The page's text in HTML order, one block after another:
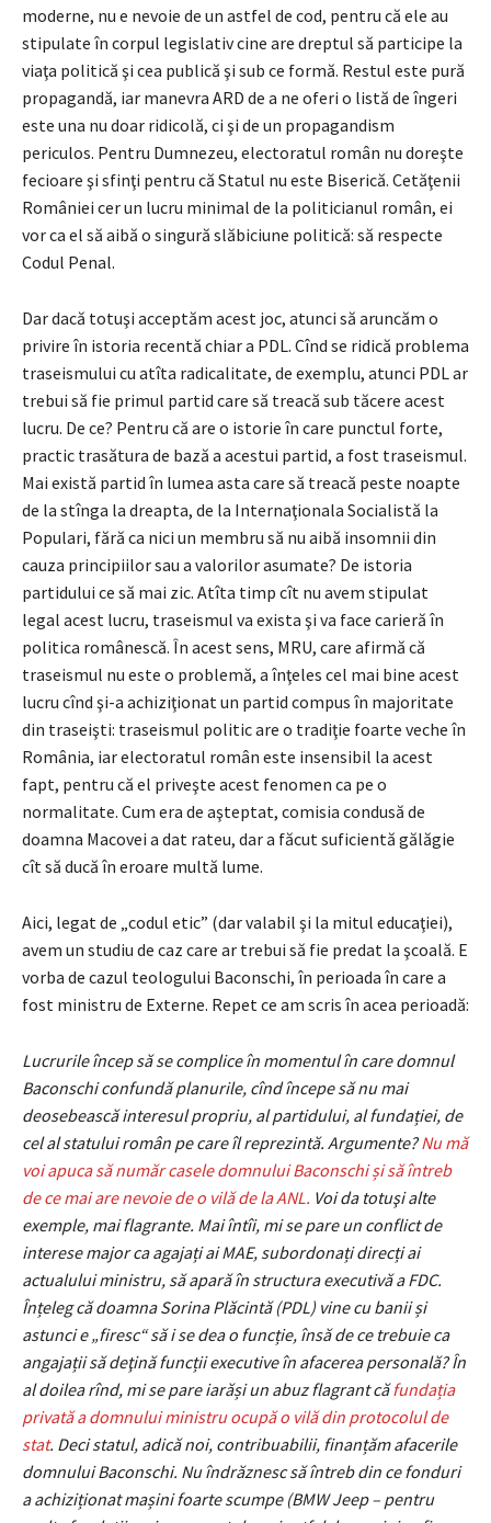
moderne, nu e nevoie de un astfel de cod, pentru că ele au
stipulate în corpul legislativ cine are dreptul să participe la
viaţa politică şi cea publică şi sub ce formă. Restul este pură
propagandă, iar manevra ARD de a ne oferi o listă de îngeri
este una nu doar ridicolă, ci şi de un propagandism
periculos. Pentru Dumnezeu, electoratul român nu doreşte
fecioare şi sfinţi pentru că Statul nu este Biserică. Cetăţenii
României cer un lucru minimal de la politicianul român, ei
vor ca el să aibă o singură slăbiciune politică: să respecte
Codul Penal.
Dar dacă totuşi acceptăm acest joc, atunci să aruncăm o
privire în istoria recentă chiar a PDL. Cînd se ridică problema
traseismului cu atîta radicalitate, de exemplu, atunci PDL ar
trebui să fie primul partid care să treacă sub tăcere acest
lucru. De ce? Pentru că are o istorie în care punctul forte,
practic trasătura de bază a acestui partid, a fost traseismul.
Mai există partid în lumea asta care să treacă peste noapte
de la stînga la dreapta, de la Internaţionala Socialistă la
Populari, fără ca nici un membru să nu aibă insomnii din
cauza principiilor sau a valorilor asumate? De istoria
partidului ce să mai zic. Atîta timp cît nu avem stipulat
legal acest lucru, traseismul va exista şi va face carieră în
politica românescă. În acest sens, MRU, care afirmă că
traseismul nu este o problemă, a înţeles cel mai bine acest
lucru cînd şi-a achiziţionat un partid compus în majoritate
din traseişti: traseismul politic are o tradiţie foarte veche în
România, iar electoratul român este insensibil la acest
fapt, pentru că el priveşte acest fenomen ca pe o
normalitate. Cum era de aşteptat, comisia condusă de
doamna Macovei a dat rateu, dar a făcut suficientă gălăgie
cît să ducă în eroare multă lume.
Aici, legat de „codul etic” (dar valabil şi la mitul educaţiei),
avem un studiu de caz care ar trebui să fie predat la şcoală. E
vorba de cazul teologului Baconschi, în perioada în care a
fost ministru de Externe. Repet ce am scris în acea perioadă:
Lucrurile încep să se complice în momentul în care domnul
Baconschi confundă planurile, cînd începe să nu mai
deosebească interesul propriu, al partidului, al fundației, de
cel al statului român pe care îl reprezintă. Argumente?Nu mă
voi apuca să număr casele domnului Baconschi și să întreb
de ce mai are nevoie de o vilă de la ANL. Voi da totuşi alte
exemple, mai flagrante. Mai întîi, mi se pare un conflict de
interese major ca agajați ai MAE, subordonați direcți ai
actualului ministru, să apară în structura executivă a FDC.
Înțeleg că doamna Sorina Plăcintă (PDL) vine cu banii și
astunci e „firesc“ să i se dea o funcție, însă de ce trebuie ca
angajații să deţină funcții executive în afacerea personală? În
al doilea rînd, mi se pare iarăși un abuz flagrant căfundația
privată a domnului ministru ocupă o vilă din protocolul de
stat. Deci statul, adică noi, contribuabilii, finanțăm afacerile
domnului Baconschi. Nu îndrăznesc să întreb din ce fonduri
a achiziționat mașini foarte scumpe (BMW Jeep – pentru